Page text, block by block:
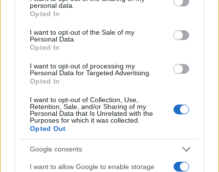
grant or deny consent to Google and its third-party tags to
use your data for below specified purposes in below Google
consent section.
personal data.
Opted In
I want to opt-out of the Sale of my
Personal Data.
Opted In
I want to opt-out of processing my
Personal Data for Targeted Advertising.
Opted In
I want to opt-out of Collection, Use,
Retention, Sale, and/or Sharing of my
Personal Data that Is Unrelated with the
Purposes for which it was collected.
Opted Out
Google consents
I want to allow Google to enable storage
AUTEUR
Infos.fr Unit